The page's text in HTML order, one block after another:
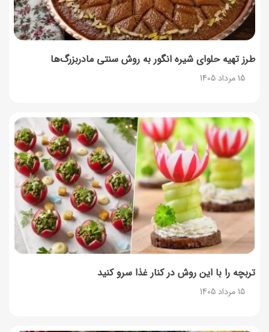
طرز تهیه حلوای شیره انگور به روش سنتی مادربزرگ‌ها
15 مرداد 1405
تربچه را با این روش در کنار غذا سرو کنید
15 مرداد 1405
طرز تهیه پنکیک با شیره انگور؛ صبحانه‌ای سالم و انرژی‌بخش
14 مرداد 1405
طرز تهیه پش ملبا (پیچ ملبا)؛ دسر کلاسیک هلو و بستنی
13 مرداد 1405
طرز تهیه حلوای بحرینی؛ دسر سنتی خاورمیانه‌ای
13 مرداد 1405